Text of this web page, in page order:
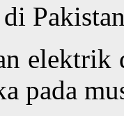
elektrik
pada